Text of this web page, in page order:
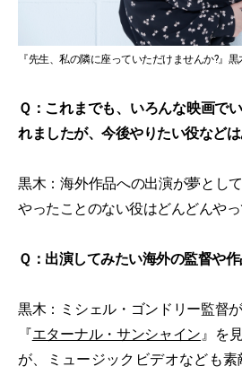
『先生、私の隣に座っていただけませんか?』黒
Ｑ：これまでも、いろんな映画で
れましたが、今後やりたい役などは
黒木：海外作品への出演が夢とし
やったことのない役はどんどんやっ
Ｑ：出演してみたい海外の監督や作
黒木：ミシェル・ゴンドリー監督
『エターナル・サンシャイン』を
が、ミュージックビデオなども